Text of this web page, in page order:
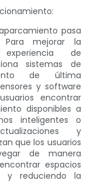
pasa
Para mejorar la
de
sistemas de
de última
y software
encontrar
disponibles a
inteligentes o
y
que los usuarios
de manera
espacios
y reduciendo la